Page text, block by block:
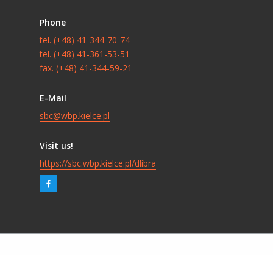
Phone
tel. (+48) 41-344-70-74
tel. (+48) 41-361-53-51
fax. (+48) 41-344-59-21
E-Mail
sbc@wbp.kielce.pl
Visit us!
https://sbc.wbp.kielce.pl/dlibra